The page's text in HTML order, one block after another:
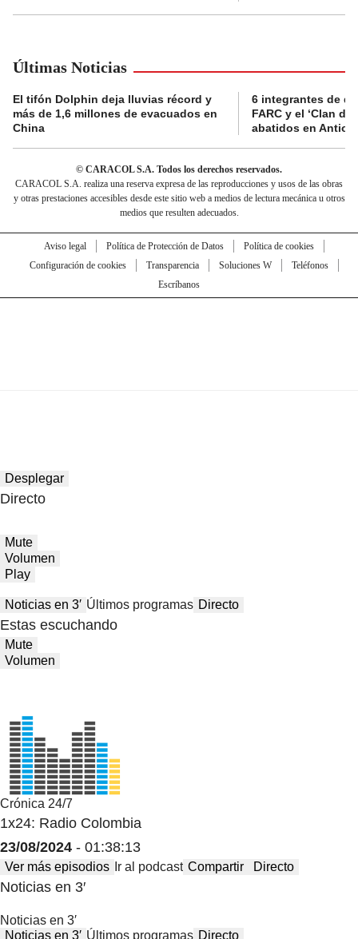
Últimas Noticias
El tifón Dolphin deja lluvias récord y
más de 1,6 millones de evacuados en
China
6 integrantes de
FARC y el ‘Clan
abatidos en
© CARACOL S.A. Todos los derechos reservados.
CARACOL S.A. realiza una reserva expresa de las reproducciones y usos de las obras
y otras prestaciones accesibles desde este sitio web a medios de lectura mecánica u otros
medios que resulten adecuados.
Aviso legal Política de Protección de Datos
Política de cookies
Configuración de cookies
Transparencia Soluciones W
Teléfonos
Escríbanos
Desplegar
Directo
Mute
Volumen
Play
Noticias en 3′ Últimos programas Directo
Estas escuchando
Mute
Volumen
Crónica 24/7
1x24: Radio Colombia
23/08/2024 - 01:38:13
Ver más episodios Ir al podcast Compartir Directo
Noticias en 3′
Noticias en 3′
Noticias en 3′ Últimos programas Directo